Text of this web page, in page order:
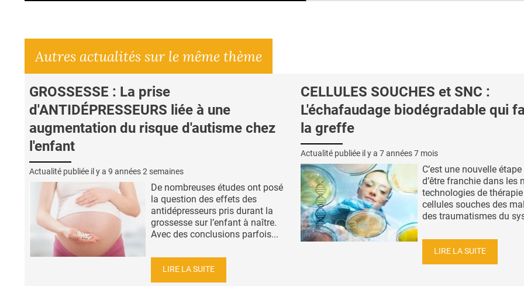
Autres actualités sur le même thème
GROSSESSE : La prise
d'ANTIDÉPRESSEURS liée à une
augmentation du risque d'autisme chez
l'enfant
Actualité publiée il y a 9 années 2 semaines
De nombreuses études ont posé
la question des effets des
antidépresseurs pris durant la
grossesse sur l’enfant à naître.
Avec des conclusions parfois...
LIRE LA SUITE
CELLULES SOUCHES et SNC :
L'échafaudage biodégradable qui
la greffe
Actualité publiée il y a 7 années 7 mois
C’est une nouvelle
d’être franchie dans les
technologies de
cellules souches des
des traumatismes du
LIRE LA SUITE